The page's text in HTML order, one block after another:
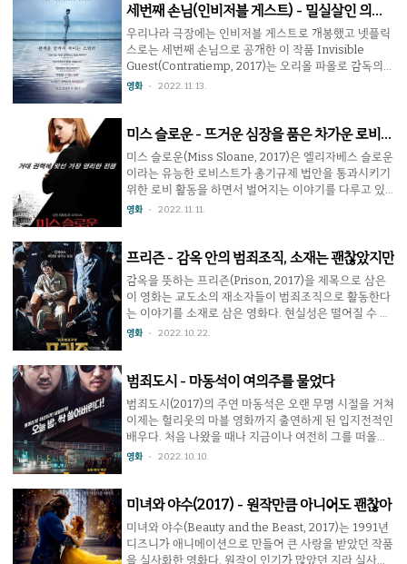
장에 관한 비중도 늘어났다. 전작과의 관련성은 없다시
피한게 아쉽지만 중심 주제들을 잘 끌고 가서 무난하게
마무리 한 덕분에 가족 영화로서는 나쁘지 않다. 전작의
명성을 망칠까 염려가 많았지만 후속작으로 무난하다는
평가를 받으며 흥행에 크게 성공, 다음 작품도 나왔다. 참
고로 첫번째 쥬만지의 공식적인 후속작으로 자투라: 스
세번째 손님(인비저블 게스트) - 밀실살인 의심
받는 불륜남, 그는 과연 범인일까?
우리나라 극장에는 인비저블 게스트로 개봉했고 넷플릭
스로는 세번째 손님으로 공개한 이 작품 Invisible
Guest(Contratiemp, 2017)는 오리올 파올로 감독의
스페인산 미스터리 스릴러 영화다. 한국 영화 자백
히 고용한 변호사 비르히니아 고드만을 만나 사건에 대
해 증언하게 된다. 고드만은 법적인 차원에서 증언을 면
밀하게 검토, 아드리안을 범죄 혐의에서 빠져나올 수 있
게 하기 위해 그의 이야기에 드러나는 오류를 지적한다.
그리고 새로운 진실이 드러난다. 아드리안과 비르히니아
대화에 따라 과거 기억이 조금씩 바뀌어 재현되다가 결
영화 2022. 11. 13.
미스 슬로운 - 뜨거운 심장을 품은 차가운 로비스
트
미스 슬로운(Miss Sloane, 2017)은 엘리자베스 슬로운
이라는 유능한 로비스트가 총기규제 법안을 통과시키기
위한 로비 활동을 하면서 벌어지는 이야기를 다루고 있
다. 원래 콜-크래비츠라는 유명한 로비 전문업체에 다니
의를 받는다. 이길 확률이 희박함에도 불구하고 그녀는
바로 자리를 옮겨 전력을 다해 로비를 시작한다. 법안 통
과를 저지하는 측에 비해 모든 것이 부족한 입장에도 불
구하고 슬로운은 냉정하고 철저하게 가진 모든 수단을
다 활용하여 법안을 통과할 수 있는 의원 수를 확보하기
직전까지 가지만 불의의 사건이 터져 무너지고 만다. 하
영화 2022. 11. 11.
프리즌 - 감옥 안의 범죄조직, 소재는 괜찮았지만
감옥을 뜻하는 프리즌(Prison, 2017)을 제목으로 삼은
이 영화는 교도소의 재소자들이 범죄조직으로 활동한다
는 이야기를 소재로 삼은 영화다. 현실성은 떨어질 수 있
어도 나름 독특한 영화가 될 수 있었지만 아쉽게도 결과
연출이 많이 부족하다. 우선 이 영화를 끌고가는 정익호
는 단순한 악당으로 표현되어 있는데 그는 극 중 내내 이
렇게 잔인하게 상대를 해치우니 내가 얼마나 나쁜지 알
겠지? 라고 온 몸으로 말하느라 바쁘다. 그거 말고는 할
말도 없는 것 같고. 이런 캐릭터로 극을 끌고 가니 이야기
는 쉽게 지루해진다. 교도소인지라 꽤 많은 사람들이 등
영화 2022. 10. 22.
범죄도시 - 마동석이 여의주를 물었다
범죄도시(2017)의 주연 마동석은 오랜 무명 시절을 거쳐
이제는 헐리웃의 마블 영화까지 출연하게 된 입지전적인
배우다. 처음 나왔을 때나 지금이나 여전히 그를 떠올리
면 근육 넘치는 몸이 생각날 정도로 액션형 배우를 주로
죄도시란 서울, 특히 조선족 범죄조직이 활동하는 구로
구 가리봉동(지금은 가산동)을 뜻한다. 마동석이 연기하
는 마석도는 이 지역을 담당하는 서울 금천경찰서 강력1
반 소속의 형사로 타고난 괴력으로 범죄자들을 때려잡지
영화 2022. 10. 10.
미녀와 야수(2017) - 원작만큼 아니어도 괜찮아
미녀와 야수(Beauty and the Beast, 2017)는 1991년
디즈니가 애니메이션으로 만들어 큰 사랑을 받았던 작품
을 실사화한 영화다. 원작이 인기가 많았던 지라 실사화